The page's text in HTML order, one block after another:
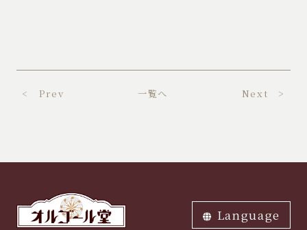
< Prev 一覧へ Next >
Language